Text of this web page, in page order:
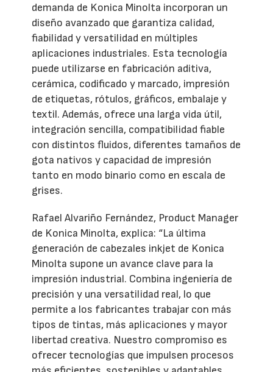
demanda de Konica Minolta incorporan un
diseño avanzado que garantiza calidad,
fiabilidad y versatilidad en múltiples
aplicaciones industriales. Esta tecnología
puede utilizarse en fabricación aditiva,
cerámica, codificado y marcado, impresión
de etiquetas, rótulos, gráficos, embalaje y
textil. Además, ofrece una larga vida útil,
integración sencilla, compatibilidad fiable
con distintos fluidos, diferentes tamaños de
gota nativos y capacidad de impresión
tanto en modo binario como en escala de
grises.
Rafael Alvariño Fernández, Product Manager
de Konica Minolta, explica: “La última
generación de cabezales inkjet de Konica
Minolta supone un avance clave para la
impresión industrial. Combina ingeniería de
precisión y una versatilidad real, lo que
permite a los fabricantes trabajar con más
tipos de tintas, más aplicaciones y mayor
libertad creativa. Nuestro compromiso es
ofrecer tecnologías que impulsen procesos